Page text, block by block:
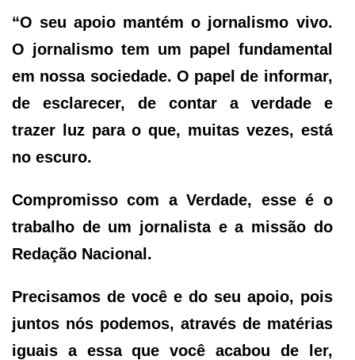
“O seu apoio mantém o jornalismo vivo.
O jornalismo tem um papel fundamental
em nossa sociedade. O papel de informar,
de esclarecer, de contar a verdade e
trazer luz para o que, muitas vezes, está
no escuro.
Compromisso com a Verdade, esse é o
trabalho de um jornalista e a missão do
Redação Nacional.
Precisamos de você e do seu apoio, pois
juntos nós podemos, através de matérias
iguais a essa que você acabou de ler,